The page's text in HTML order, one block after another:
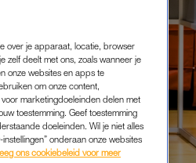
over je apparaat, locatie, browser
zelf deelt met ons, zoals wanneer je
onze websites en apps te
om onze content,
marketingdoeleinden delen met
toestemming. Geef toestemming
doeleinden. Wil je niet alles
onderaan onze websites
ons cookiebeleid voor meer